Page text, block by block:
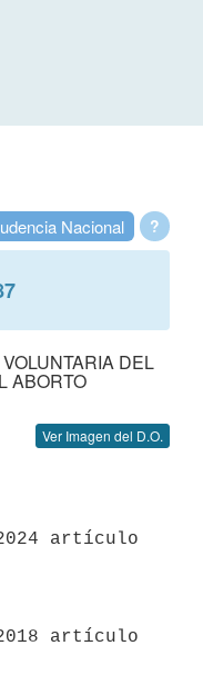
?
Nacional
DEL
ABORTO
Ver Imagen del D.O.